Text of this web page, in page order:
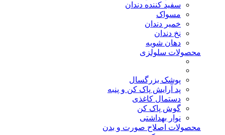
سفید کننده دندان
مسواک
خمیر دندان
نخ دندان
دهان شویه
محصولات سلولزی
پوشک بزرگسال
پد آرایش پاک کن و پنبه
دستمال کاغذی
گوش پاک کن
نوار بهداشتی
محصولات اصلاح صورت و بدن